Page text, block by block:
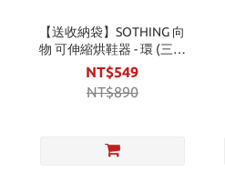
【送收納袋】SOTHING 向
物 可伸縮烘鞋器 - 環 (三段
定時)
NT$549
NT$890